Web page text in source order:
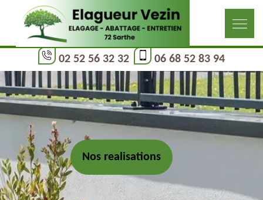
02 52 56 32 32 06 68 52 83 94
Nos realisations